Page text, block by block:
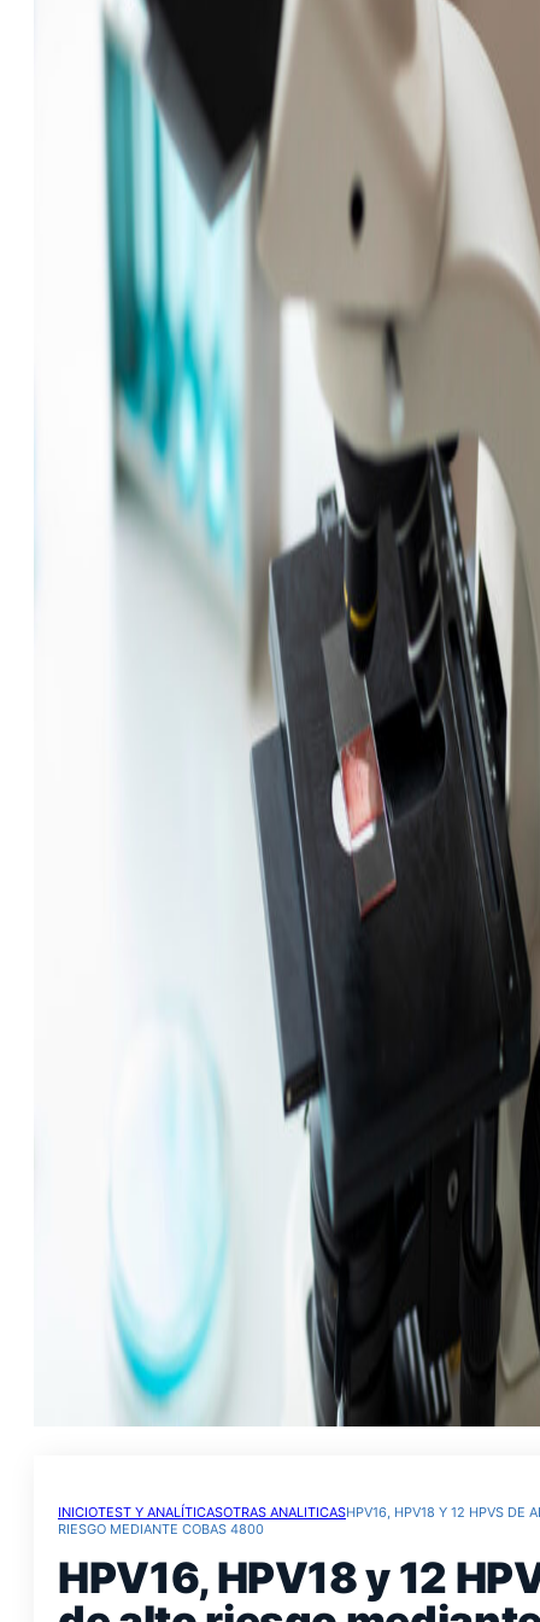
INICIOTEST Y ANALÍTICASOTRAS ANALITICASHPV16, HPV18 Y 12 HPVS DE
RIESGO MEDIANTE COBAS 4800
HPV16, HPV18 y 12